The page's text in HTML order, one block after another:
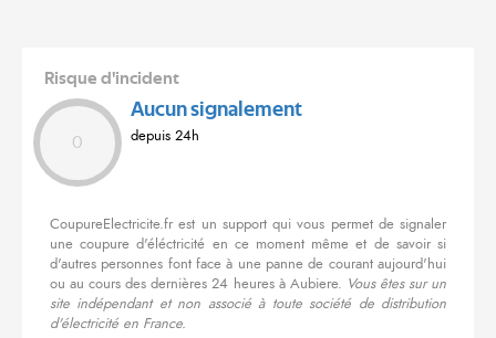
Risque d'incident
0
Aucun signalement
depuis 24h
CoupureElectricite.fr est un support qui vous permet de signaler
une coupure d'éléctricité en ce moment même et de savoir si
d'autres personnes font face à une panne de courant aujourd'hui
ou au cours des dernières 24 heures à Aubiere. Vous êtes sur un
site indépendant et non associé à toute société de distribution
d'électricité en France.